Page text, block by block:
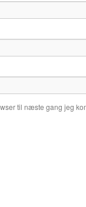
til næste gang jeg